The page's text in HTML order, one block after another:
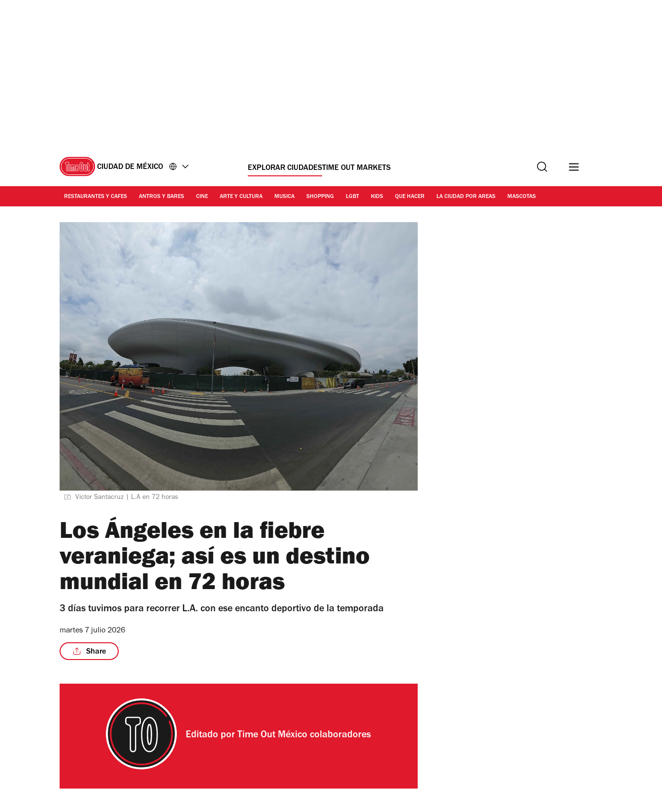
CIUDAD DE MÉXICO EXPLORAR CIUDADESTIME OUT MARKETS Buscar
RESTAURANTES Y CAFES ANTROS Y BARES CINE ARTE Y CULTURA MUSICA SHOPPING LGBT KIDS QUE HACER LA CIUDAD POR AREAS MASCOTAS
Victor Santacruz | L.A en 72 horas
Los Ángeles en la fiebre
veraniega; así es un destino
mundial en 72 horas
3 días tuvimos para recorrer L.A. con ese encanto deportivo de la temporada
martes 7 julio 2026
Share
Editado por Time Out México colaboradores